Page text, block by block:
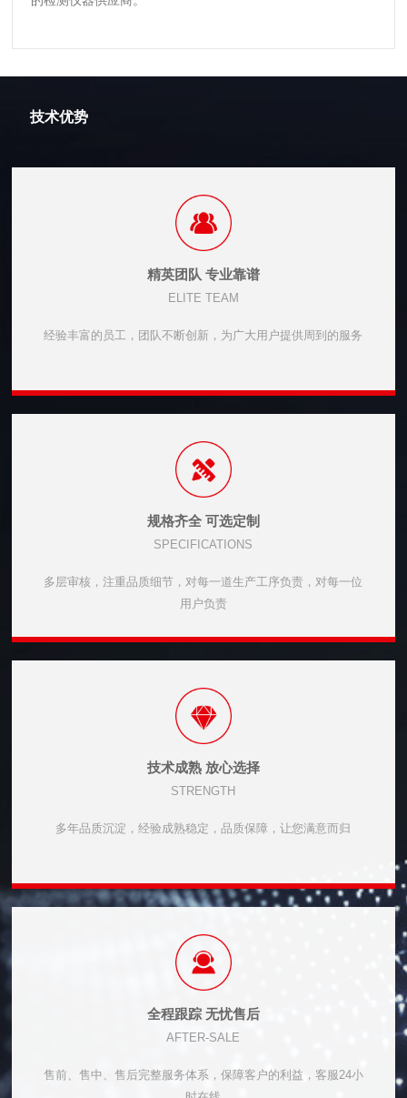
技术优势
精英团队 专业靠谱
ELITE TEAM
经验丰富的员工，团队不断创新，为广大用户提供周到的服务
规格齐全 可选定制
SPECIFICATIONS
多层审核，注重品质细节，对每一道生产工序负责，对每一位
用户负责
技术成熟 放心选择
STRENGTH
多年品质沉淀，经验成熟稳定，品质保障，让您满意而归
全程跟踪 无忧售后
AFTER-SALE
售前、售中、售后完整服务体系，保障客户的利益，客服24小